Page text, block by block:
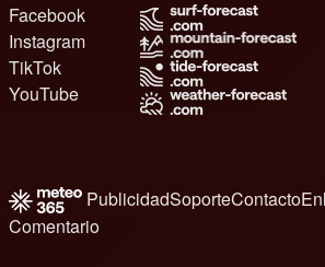
Facebook
Instagram
TikTok
YouTube
PublicidadSoporteContacto
Comentario